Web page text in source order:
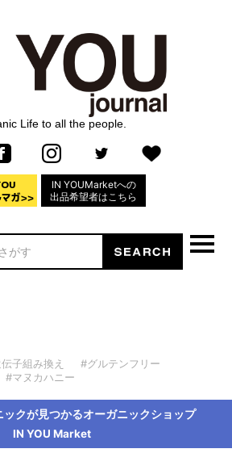
Life to all the people.
IN YOUMarketへの
出品希望者はこちら
子組み換え
#グルテンフリー
#マヌカハニー
ックが見つかるオーガニックショップ
IN YOU Market